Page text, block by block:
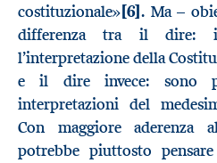
costituzionale»[6]. Ma –
differenza tra il dire:
l’interpretazione della
e il dire invece: sono
interpretazioni del
Con maggiore
potrebbe piuttosto